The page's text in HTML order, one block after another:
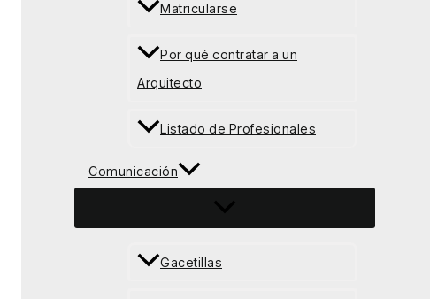
Matricularse
Por qué contratar a un
Arquitecto
Listado de Profesionales
Comunicación
Gacetillas